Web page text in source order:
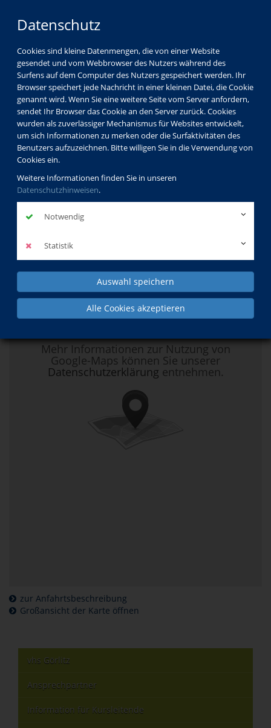
Datenschutz
Cookies sind kleine Datenmengen, die von einer Website
gesendet und vom Webbrowser des Nutzers während des
Surfens auf dem Computer des Nutzers gespeichert werden. Ihr
Browser speichert jede Nachricht in einer kleinen Datei, die Cookie
genannt wird. Wenn Sie eine weitere Seite vom Server anfordern,
sendet Ihr Browser das Cookie an den Server zurück. Cookies
wurden als zuverlässiger Mechanismus für Websites entwickelt,
um sich Informationen zu merken oder die Surfaktivitäten des
Benutzers aufzuzeichnen. Bitte willigen Sie in die Verwendung von
Cookies ein.
Weitere Informationen finden Sie in unseren
Datenschutzhinweisen.
Notwendig
Statistik
Auswahl speichern
Alle Cookies akzeptieren
vhs Görlitz Partner
bailaThea
http://www.bailathea.de/
Anfahrt
Hier klicken, um Kartenansicht zu
aktivieren.
Mehr Informationen zur Nutzung von
Google-Maps können Sie unserer
Datenschutzerklärung entnehmen.
zur Anfahrtsbeschreibung
Großansicht der Karte öffnen
vhs Görlitz
Ansprechpartner
Information für Kursleitende